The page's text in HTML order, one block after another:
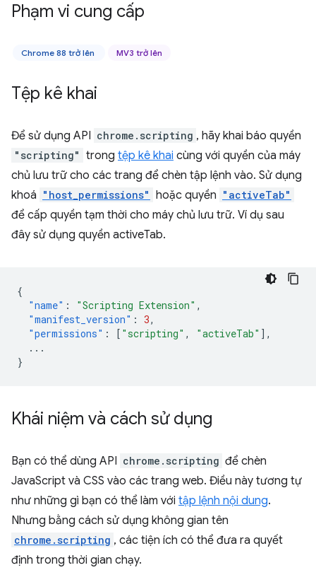
Phạm vi cung cấp
Chrome 88 trở lên MV3 trở lên
Tệp kê khai
Để sử dụng API chrome.scripting , hãy khai báo quyền
"scripting" trong tệp kê khai cùng với quyền của máy
chủ lưu trữ cho các trang để chèn tập lệnh vào. Sử dụng
khoá "host_permissions" hoặc quyền "activeTab"
để cấp quyền tạm thời cho máy chủ lưu trữ. Ví dụ sau
đây sử dụng quyền activeTab.
{
"name" : "Scripting Extension" ,
"manifest_version" : 3,
"permissions" : [ "scripting" , "activeTab" ],
...
}
Khái niệm và cách sử dụng
Bạn có thể dùng API chrome.scripting để chèn
JavaScript và CSS vào các trang web. Điều này tương tự
như những gì bạn có thể làm với tập lệnh nội dung.
Nhưng bằng cách sử dụng không gian tên
chrome.scripting , các tiện ích có thể đưa ra quyết
định trong thời gian chạy.